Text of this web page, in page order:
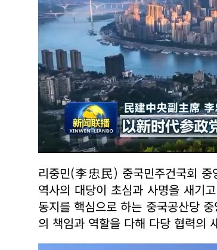
리중민(李忠民) 중국민주건국회 중
역사의 대당이 초심과 사명을 새기
동지를 핵심으로 하는 중국공산당
의 책임과 역할을 다해 다당 협력의